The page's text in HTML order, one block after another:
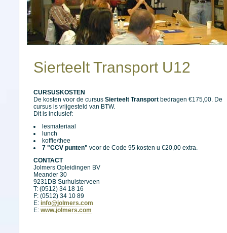
Sierteelt Transport U12
CURSUSKOSTEN
De kosten voor de cursus Sierteelt Transportbedragen €175,00. De
cursus is vrijgesteld van BTW.
Dit is inclusief:
lesmateriaal
lunch
koffie/thee
7 "CCV punten" voor de Code 95 kosten u €20,00 extra.
CONTACT
Jolmers Opleidingen BV
Meander 30
9231DB Surhuisterveen
T: (0512) 34 18 16
F: (0512) 34 10 89
E: info@jolmers.com
E: www.jolmers.com